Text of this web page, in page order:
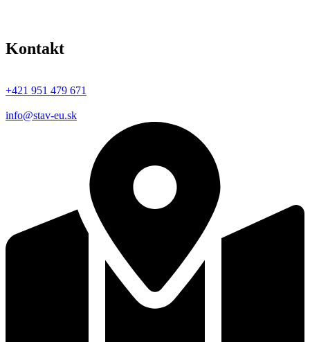
Kontakt
+421 951 479 671
info@stav-eu.sk